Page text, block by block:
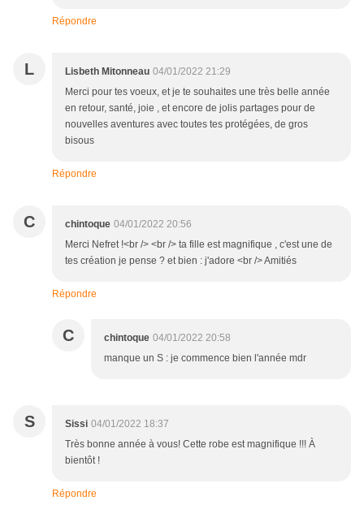
Répondre
L Lisbeth Mitonneau 04/01/2022 21:29
Merci pour tes voeux, et je te souhaites une très belle année
en retour, santé, joie , et encore de jolis partages pour de
nouvelles aventures avec toutes tes protégées, de gros
bisous
Répondre
C chintoque 04/01/2022 20:56
Merci Nefret !<br /> <br /> ta fille est magnifique , c'est une de
tes création je pense ? et bien : j'adore <br /> Amitiés
Répondre
C chintoque 04/01/2022 20:58
manque un S : je commence bien l'année mdr
S Sissi 04/01/2022 18:37
Très bonne année à vous! Cette robe est magnifique !!! À
bientôt !
Répondre